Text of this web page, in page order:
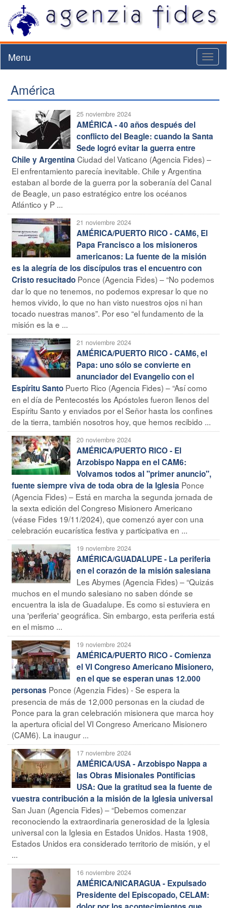
Menu
América
25 noviembre 2024
AMÉRICA - 40 años después del
conflicto del Beagle: cuando la Santa
Sede logró evitar la guerra entre
Chile y Argentina Ciudad del Vaticano (Agencia Fides) –
El enfrentamiento parecía inevitable. Chile y Argentina
estaban al borde de la guerra por la soberanía del Canal
de Beagle, un paso estratégico entre los océanos
Atlántico y P ...
21 noviembre 2024
AMÉRICA/PUERTO RICO - CAM6, El
Papa Francisco a los misioneros
americanos: La fuente de la misión
es la alegría de los discípulos tras el encuentro con
Cristo resucitado Ponce (Agencia Fides) – “No podemos
dar lo que no tenemos, no podemos expresar lo que no
hemos vivido, lo que no han visto nuestros ojos ni han
tocado nuestras manos”. Por eso “el fundamento de la
misión es la e ...
21 noviembre 2024
AMÉRICA/PUERTO RICO - CAM6, el
Papa: uno sólo se convierte en
anunciador del Evangelio con el
Espíritu Santo Puerto Rico (Agencia Fides) – “Así como
en el día de Pentecostés los Apóstoles fueron llenos del
Espíritu Santo y enviados por el Señor hasta los confines
de la tierra, también nosotros hoy, que hemos recibido ...
20 noviembre 2024
AMÉRICA/PUERTO RICO - El
Arzobispo Nappa en el CAM6:
Volvamos todos al "primer anuncio",
fuente siempre viva de toda obra de la Iglesia Ponce
(Agencia Fides) – Está en marcha la segunda jornada de
la sexta edición del Congreso Misionero Americano
(véase Fides 19/11/2024), que comenzó ayer con una
celebración eucarística festiva y participativa en ...
19 noviembre 2024
AMÉRICA/GUADALUPE - La periferia
en el corazón de la misión salesiana
Les Abymes (Agencia Fides) – “Quizás
muchos en el mundo salesiano no saben dónde se
encuentra la isla de Guadalupe. Es como si estuviera en
una 'periferia' geográfica. Sin embargo, esta periferia está
en el mismo ...
19 noviembre 2024
AMÉRICA/PUERTO RICO - Comienza
el VI Congreso Americano Misionero,
en el que se esperan unas 12.000
personas Ponce (Agenzia Fides) - Se espera la
presencia de más de 12,000 personas en la ciudad de
Ponce para la gran celebración misionera que marca hoy
la apertura oficial del VI Congreso Americano Misionero
(CAM6). La inaugur ...
17 noviembre 2024
AMÉRICA/USA - Arzobispo Nappa a
las Obras Misionales Pontificias
USA: Que la gratitud sea la fuente de
vuestra contribución a la misión de la Iglesia universal
San Juan (Agencia Fides) – “Debemos comenzar
reconociendo la extraordinaria generosidad de la Iglesia
universal con la Iglesia en Estados Unidos. Hasta 1908,
Estados Unidos era considerado territorio de misión, y el
...
16 noviembre 2024
AMÉRICA/NICARAGUA - Expulsado
Presidente del Episcopado, CELAM: